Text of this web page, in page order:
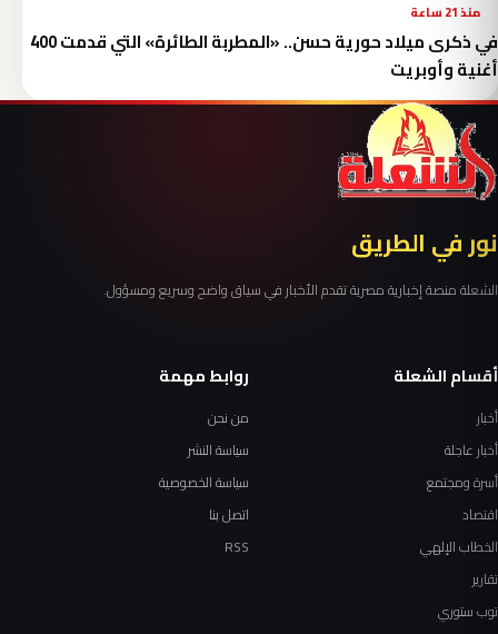
منذ 21 ساعة
في ذكرى ميلاد حورية حسن.. «المطربة الطائرة» التي قدمت 400
أغنية وأوبريت
نور في الطريق
الشعلة منصة إخبارية مصرية تقدم الأخبار في سياق واضح وسريع ومسؤول.
أقسام الشعلة
أخبار
أخبار عاجلة
أسرة ومجتمع
اقتصاد
الخطاب الإلهي
تقارير
توب ستوري
روابط مهمة
من نحن
سياسة النشر
سياسة الخصوصية
اتصل بنا
RSS